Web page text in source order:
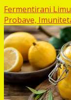
Fermentirani
Probave,